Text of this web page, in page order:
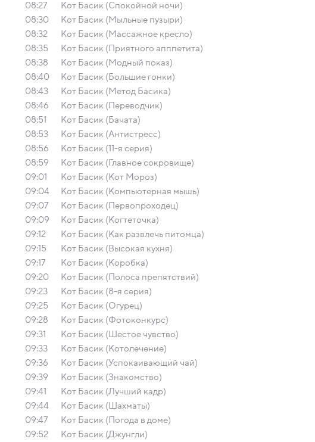
08:27
Кот Басик (Спокойной ночи)
08:30
Кот Басик (Мыльные пузыри)
08:32
Кот Басик (Массажное кресло)
08:35
Кот Басик (Приятного апппетита)
08:38
Кот Басик (Модный показ)
08:40
Кот Басик (Большие гонки)
08:43
Кот Басик (Метод Басика)
08:46
Кот Басик (Переводчик)
08:51
Кот Басик (Бачата)
08:53
Кот Басик (Антистресс)
08:56
Кот Басик (11-я серия)
08:59
Кот Басик (Главное сокровище)
09:01
Кот Басик (Кот Мороз)
09:04
Кот Басик (Компьютерная мышь)
09:07
Кот Басик (Первопроходец)
09:09
Кот Басик (Когтеточка)
09:12
Кот Басик (Как развлечь питомца)
09:15
Кот Басик (Высокая кухня)
09:17
Кот Басик (Коробка)
09:20
Кот Басик (Полоса препятствий)
09:23
Кот Басик (8-я серия)
09:25
Кот Басик (Огурец)
09:28
Кот Басик (Фотоконкурс)
09:31
Кот Басик (Шестое чувство)
09:33
Кот Басик (Котолечение)
09:36
Кот Басик (Успокаивающий чай)
09:39
Кот Басик (Знакомство)
09:41
Кот Басик (Лучший кадр)
09:44
Кот Басик (Шахматы)
09:47
Кот Басик (Погода в доме)
09:52
Кот Басик (Джунгли)